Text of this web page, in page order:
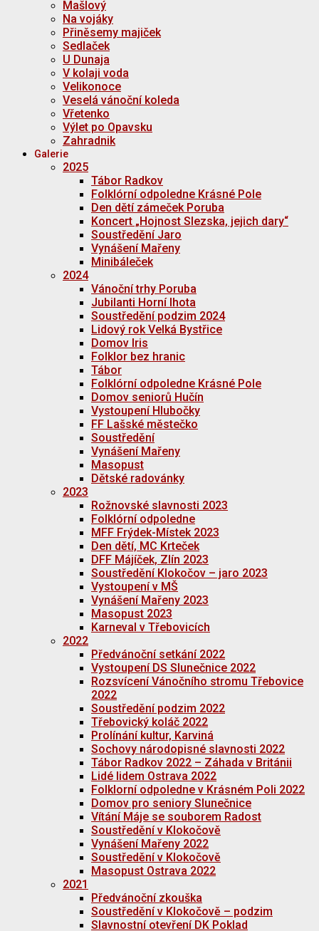
Mašlový
Na vojáky
Přiněsemy majiček
Sedlaček
U Dunaja
V kolaji voda
Velikonoce
Veselá vánoční koleda
Vřetenko
Výlet po Opavsku
Zahradnik
Galerie
2025
Tábor Radkov
Folklórní odpoledne Krásné Pole
Den dětí zámeček Poruba
Koncert „Hojnost Slezska, jejich dary“
Soustředění Jaro
Vynášení Mařeny
Minibáleček
2024
Vánoční trhy Poruba
Jubilanti Horní lhota
Soustředění podzim 2024
Lidový rok Velká Bystřice
Domov Iris
Folklor bez hranic
Tábor
Folklórní odpoledne Krásné Pole
Domov seniorů Hučín
Vystoupení Hlubočky
FF Lašské městečko
Soustředění
Vynášení Mařeny
Masopust
Dětské radovánky
2023
Rožnovské slavnosti 2023
Folklórní odpoledne
MFF Frýdek-Místek 2023
Den dětí, MC Krteček
DFF Májíček, Zlín 2023
Soustředění Klokočov – jaro 2023
Vystoupení v MŠ
Vynášení Mařeny 2023
Masopust 2023
Karneval v Třebovicích
2022
Předvánoční setkání 2022
Vystoupení DS Slunečnice 2022
Rozsvícení Vánočního stromu Třebovice
2022
Soustředění podzim 2022
Třebovický koláč 2022
Prolínání kultur, Karviná
Sochovy národopisné slavnosti 2022
Tábor Radkov 2022 – Záhada v Británii
Lidé lidem Ostrava 2022
Folklorní odpoledne v Krásném Poli 2022
Domov pro seniory Slunečnice
Vítání Máje se souborem Radost
Soustředění v Klokočově
Vynášení Mařeny 2022
Soustředění v Klokočově
Masopust Ostrava 2022
2021
Předvánoční zkouška
Soustředění v Klokočově – podzim
Slavnostní otevření DK Poklad